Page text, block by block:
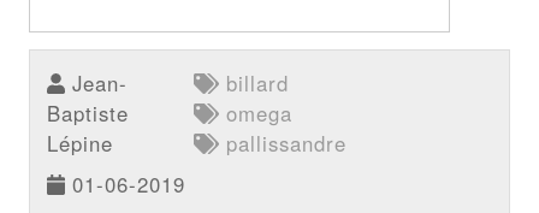
Jean-
Baptiste
Lépine
01-06-2019
billard
omega
pallissandre